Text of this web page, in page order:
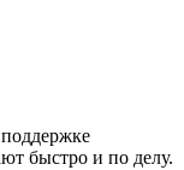
быстро и по делу.